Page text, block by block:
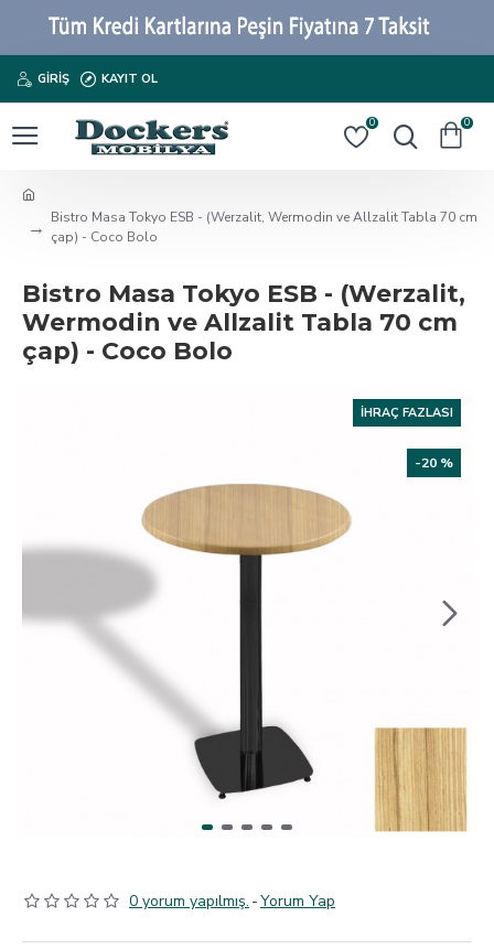
GIRIŞ KAYIT OL
0 0
Bistro Masa Tokyo ESB - (Werzalit, Wermodin ve Allzalit Tabla 70 cm
çap) - Coco Bolo
Bistro Masa Tokyo ESB - (Werzalit,
Wermodin ve Allzalit Tabla 70 cm
çap) - Coco Bolo
İHRAÇ FAZLASI
-20 %
0 yorum yapılmış. -Yorum Yap